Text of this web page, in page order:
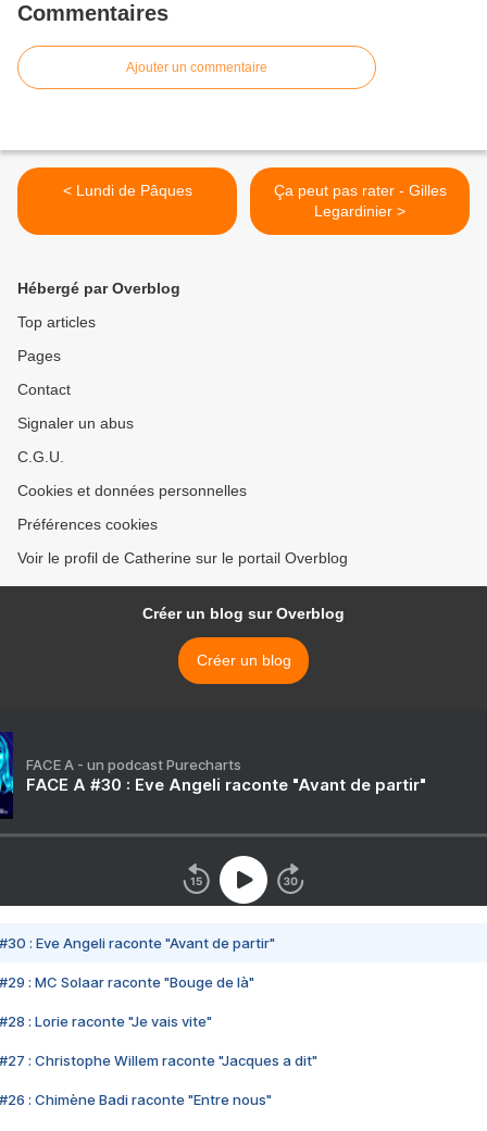
Commentaires
Ajouter un commentaire
< Lundi de Pâques
Ça peut pas rater - Gilles
Legardinier >
Hébergé par Overblog
Top articles
Pages
Contact
Signaler un abus
C.G.U.
Cookies et données personnelles
Préférences cookies
Voir le profil de Catherine sur le portail Overblog
Créer un blog sur Overblog
Créer un blog
FACE A - un podcast Purecharts
FACE A #30 : Eve Angeli raconte "Avant de partir"
#30 : Eve Angeli raconte "Avant de partir"
#29 : MC Solaar raconte "Bouge de là"
#28 : Lorie raconte "Je vais vite"
#27 : Christophe Willem raconte "Jacques a dit"
#26 : Chimène Badi raconte "Entre nous"